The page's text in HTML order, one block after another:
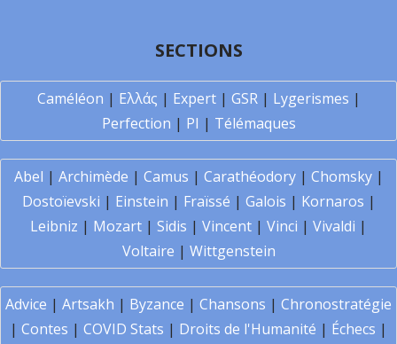
SECTIONS
Caméléon | Ελλάς | Expert| GSR| Lygerismes |
Perfection | PI | Télémaques
Abel | Archimède | Camus | Carathéodory| Chomsky|
Dostoïevski | Einstein | Fraïssé | Galois | Kornaros |
Leibniz | Mozart | Sidis | Vincent | Vinci | Vivaldi |
Voltaire | Wittgenstein
Advice | Artsakh | Byzance | Chansons | Chronostratégie
| Contes | COVID Stats | Droits de l'Humanité | Échecs |